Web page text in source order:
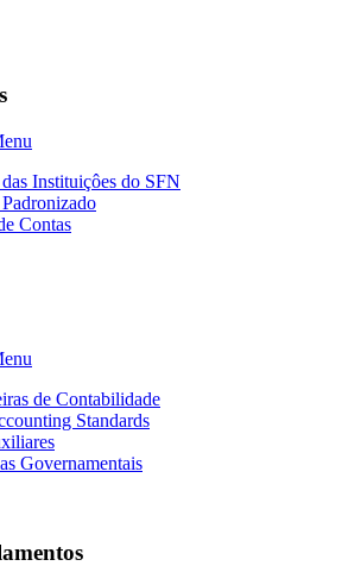
Instituiçôes do SFN
Contas
de Contabilidade
Standards
Governamentais